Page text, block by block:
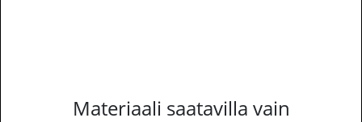
Materiaali saatavilla vain